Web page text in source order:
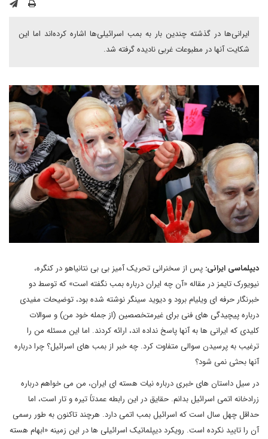
ایرانی‌ها در گذشته چندین بار به بمب اسرائیلی‌ها اشاره کرده‌اند اما این
شکایت آنها در مطبوعات غربی نادیده گرفته شد.
دیپلماسی ایرانی: پس از سخنرانی تحریک آمیز بی بی نتانیاهو در کنگره،
نیویورک تایمز در مقاله «آن چه ایران درباره بمب نگفته است» که توسط دو
خبرنگار حرفه ای ویلیام برود و دیوید سینگر نوشته شده بود، توضیحات مفیدی
درباره پیچیدگی های فنی برای غیرمتخصصین (از جمله خود من) و سوالات
کلیدی که ایرانی ها به آنها پاسخ نداده اند، ارائه کردند. اما این مسئله من را
ترغیب به پرسیدن سوالی متفاوت کرد. چه خبر از بمب های اسرائیل؟ چرا درباره
آنها بحثی نمی شود؟
در سیل داستان های خبری درباره نیات هسته ای ایران، من می خواهم درباره
زرادخانه اتمی اسرائیل بدانم. حقایق در این رابطه عمدتاً تیره و تار است، اما
حداقل چهل سال است که اسرائیل بمب اتمی دارد. هرچند تاکنون به طور رسمی
آن را تایید نکرده است. رویکرد دیپلماتیک اسرائیلی ها در این زمینه «ابهام هسته